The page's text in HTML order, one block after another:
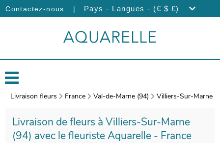
Contactez-nous | Pays - Langues - (€ $ £)
Livraison fleurs France Val-de-Marne (94) Villiers-Sur-Marne
Livraison de fleurs à Villiers-Sur-Marne
(94) avec le fleuriste Aquarelle - France